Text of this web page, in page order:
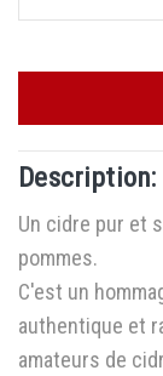
Description:
Un cidre pur et
pommes.
C'est un
authentique et
amateurs de